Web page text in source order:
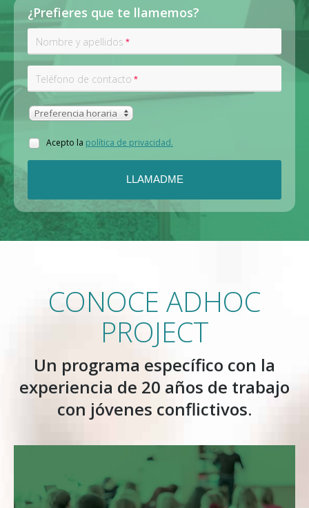
¿Prefieres que te llamemos?
Nombre y apellidos *
Teléfono de contacto *
Preferencia horaria
Acepto la política de privacidad.
LLAMADME
CONOCE ADHOC
PROJECT
Un programa específico con la
experiencia de 20 años de trabajo
con jóvenes conflictivos.